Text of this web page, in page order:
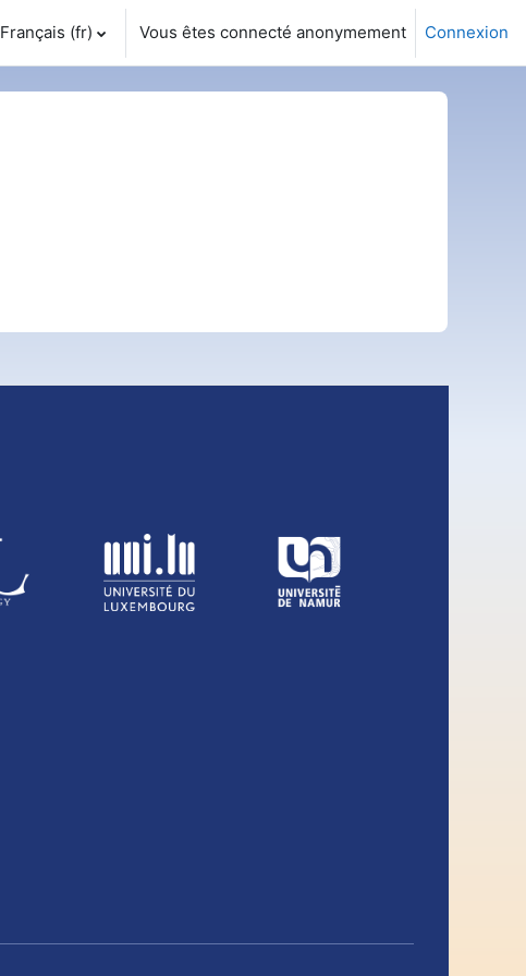
Français ‎(fr)‎ Vous êtes connecté anonymement Connexion